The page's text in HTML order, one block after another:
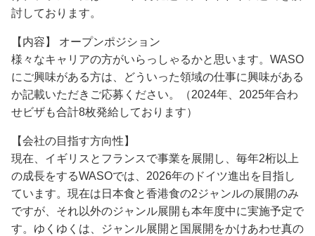
討しております。
【内容】 オープンポジション
様々なキャリアの方がいらっしゃるかと思います。WASO
にご興味がある方は、どういった領域の仕事に興味がある
か記載いただきご応募ください。（2024年、2025年合わ
せビザも合計8枚発給しております）
【会社の目指す方向性】
現在、イギリスとフランスで事業を展開し、毎年2桁以上
の成長をするWASOでは、2026年のドイツ進出を目指し
ています。現在は日本食と香港食の2ジャンルの展開のみ
ですが、それ以外のジャンル展開も本年度中に実施予定で
す。ゆくゆくは、ジャンル展開と国展開をかけあわせ真の